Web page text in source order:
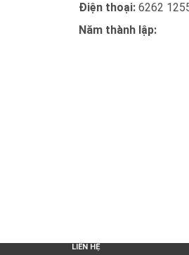
Điện thoại: 6262
Năm thành lập:
LIÊN HỆ